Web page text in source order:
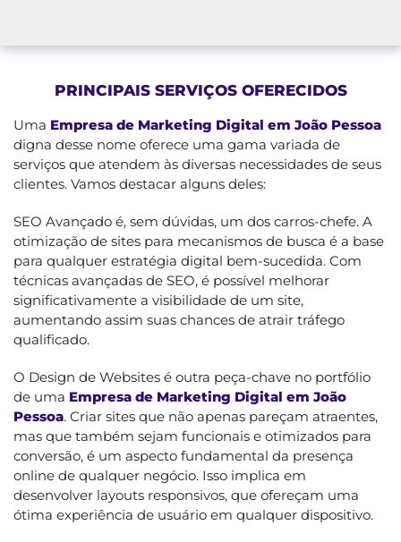
PRINCIPAIS SERVIÇOS OFERECIDOS
Uma Empresa de Marketing Digital em João Pessoa
digna desse nome oferece uma gama variada de
serviços que atendem às diversas necessidades de seus
clientes. Vamos destacar alguns deles:
SEO Avançado é, sem dúvidas, um dos carros-chefe. A
otimização de sites para mecanismos de busca é a base
para qualquer estratégia digital bem-sucedida. Com
técnicas avançadas de SEO, é possível melhorar
significativamente a visibilidade de um site,
aumentando assim suas chances de atrair tráfego
qualificado.
O Design de Websites é outra peça-chave no portfólio
de uma Empresa de Marketing Digital em João
Pessoa. Criar sites que não apenas pareçam atraentes,
mas que também sejam funcionais e otimizados para
conversão, é um aspecto fundamental da presença
online de qualquer negócio. Isso implica em
desenvolver layouts responsivos, que ofereçam uma
ótima experiência de usuário em qualquer dispositivo.